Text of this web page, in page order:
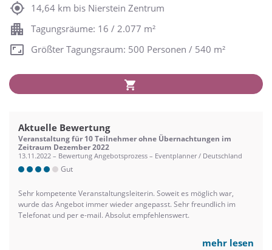
14,64 km bis Nierstein Zentrum
Tagungsräume: 16 / 2.077 m²
Größter Tagungsraum: 500 Personen / 540 m²
Aktuelle Bewertung
Veranstaltung für 10 Teilnehmer ohne Übernachtungen im
Zeitraum Dezember 2022
13.11.2022 – Bewertung Angebotsprozess – Eventplanner / Deutschland
Gut
Sehr kompetente Veranstaltungsleiterin. Soweit es möglich war,
wurde das Angebot immer wieder angepasst. Sehr freundlich im
Telefonat und per e-mail. Absolut empfehlenswert.
mehr lesen